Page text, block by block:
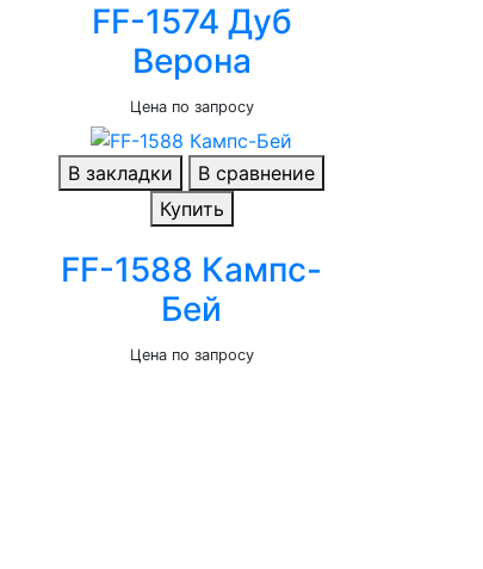
FF-1574 Дуб
Верона
Цена по запросу
В закладки
В сравнение
Купить
FF-1588 Кампс-
Бей
Цена по запросу